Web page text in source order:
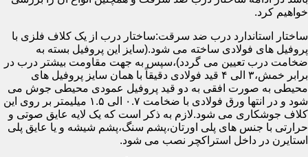
خواهیم کرد.
ساختار استاندارد درب ضد سرقت:ساختار درب از یک کلاف فلزی با
پروفیل های فولادی ساخته می شود.(سایز این پروفیل بسته به
ضخامت درب تعیین می گردد)،سپس به جهت مقاومت بیشتر درب در
برابر خمش،۳ الی ۴ قید فولادی دقیقاً با همان سایز پروفیل های
محیطی به صورت افقی به دو قید پروفیل عمودی محیطی جوش می
شود و در انتها ورق فولادی با ضخامت ۰.۷ الی ۱.۵ میلیمتر بر روی این
کلاف جوشکاری می شود.لازم به ذکر است که یک لایه عایق صوتی و
حرارتی با جنس های پلی اورتان،پشم سنگ،پشم شیشه و یا عایق پلی
استایرن در داخل استراکچر نصب می شود.